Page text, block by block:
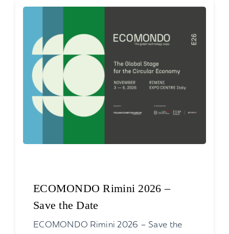
ECOMONDO Rimini 2026 –
Save the Date
ECOMONDO Rimini 2026 – Save the